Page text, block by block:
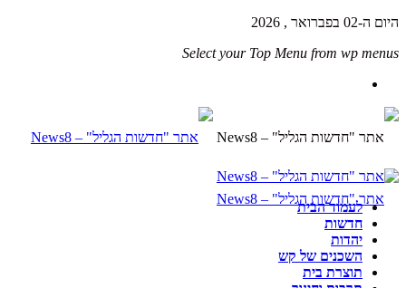
היום ה-02 בפברואר , 2026
Select your Top Menu from wp menus
לעמוד הבית
חדשות
יהדות
השכנים של קש
תוצרת בית